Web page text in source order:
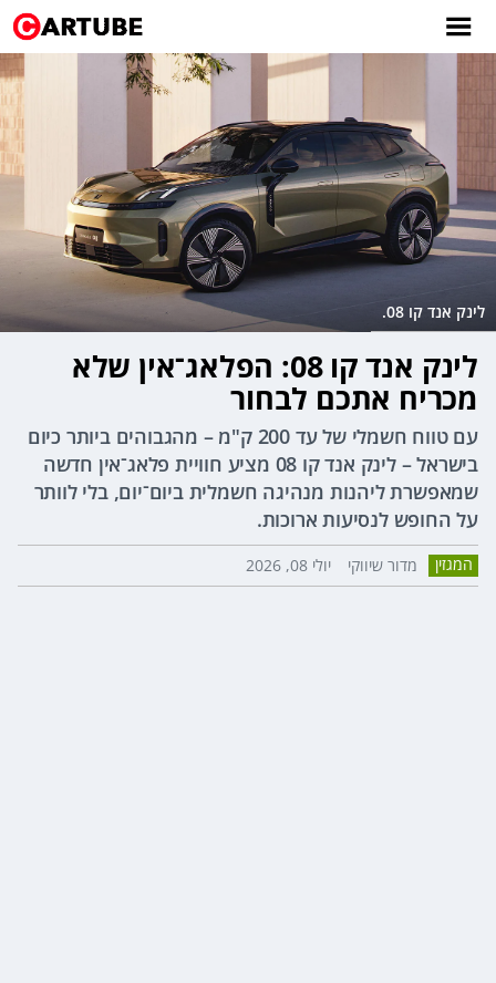
לינק אנד קו 08.
לינק אנד קו 08: הפלאג־אין שלא
מכריח אתכם לבחור
עם טווח חשמלי של עד 200 ק"מ – מהגבוהים ביותר כיום
בישראל – לינק אנד קו 08 מציע חוויית פלאג־אין חדשה
שמאפשרת ליהנות מנהיגה חשמלית ביום־יום, בלי לוותר
על החופש לנסיעות ארוכות.
המגזין מדור שיווקי יולי 08, 2026